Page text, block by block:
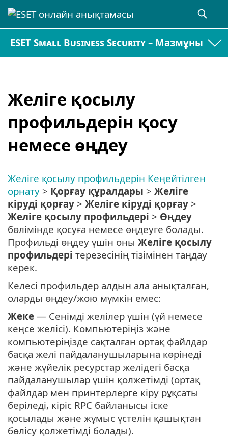
ESET Small Business Security – Мазмұны
Желіге қосылу
профильдерін қосу
немесе өңдеу
Желіге қосылу профильдерін Кеңейтілген
орнату > Қорғау құралдары > Желіге
кіруді қорғау > Желіге кіруді қорғау >
Желіге қосылу профильдері > Өңдеу
бөлімінде қосуға немесе өңдеуге болады.
Профильді өңдеу үшін оны Желіге қосылу
профильдері терезесінің тізімінен таңдау
керек.
Келесі профильдер алдын ала анықталған,
оларды өңдеу/жою мүмкін емес:
Жеке — Сенімді желілер үшін (үй немесе
кеңсе желісі). Компьютеріңіз және
компьютеріңізде сақталған ортақ файлдар
басқа желі пайдаланушыларына көрінеді
және жүйелік ресурстар желідегі басқа
пайдаланушылар үшін қолжетімді (ортақ
файлдар мен принтерлерге кіру рұқсаты
беріледі, кіріс RPC байланысы іске
қосылады және жұмыс үстелін қашықтан
бөлісу қолжетімді болады).